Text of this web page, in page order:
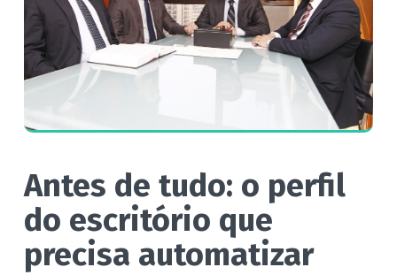
Antes de tudo: o perfil
do escritório que
precisa automatizar